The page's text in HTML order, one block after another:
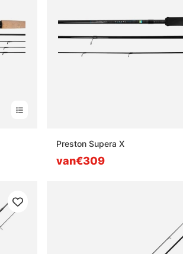
Preston Supera X
van€309